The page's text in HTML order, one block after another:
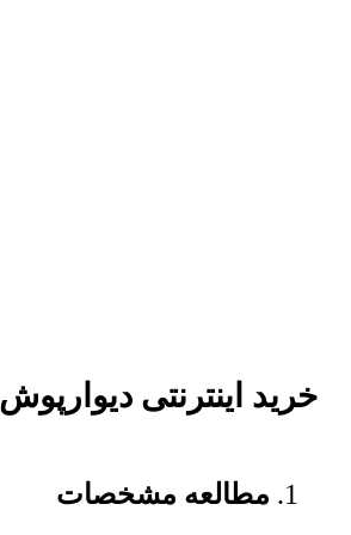
خرید اینترنتی دیوارپوش PVC کد 110 روکش دار
مطالعه مشخصات